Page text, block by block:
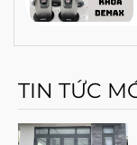
TIN TỨC